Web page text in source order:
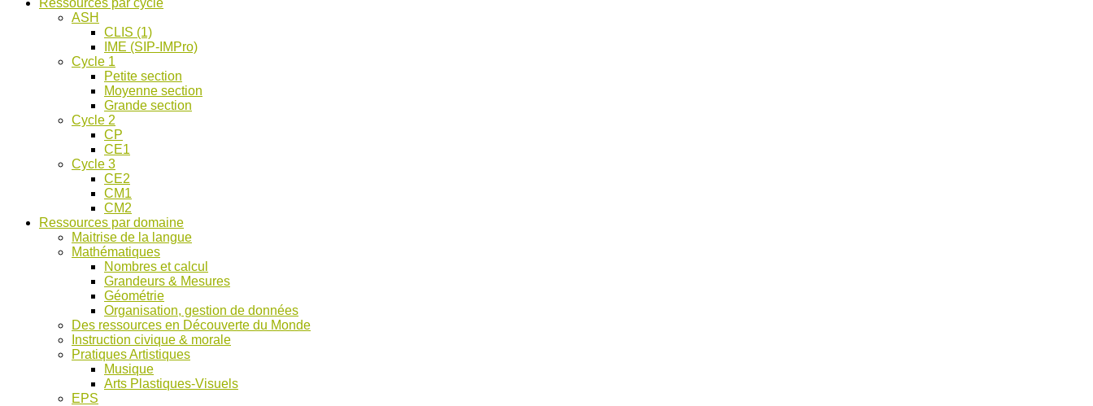
Ressources par cycle
ASH
CLIS (1)
IME (SIP-IMPro)
Cycle 1
Petite section
Moyenne section
Grande section
Cycle 2
CP
CE1
Cycle 3
CE2
CM1
CM2
Ressources par domaine
Maitrise de la langue
Mathématiques
Nombres et calcul
Grandeurs & Mesures
Géométrie
Organisation, gestion de données
Des ressources en Découverte du Monde
Instruction civique & morale
Pratiques Artistiques
Musique
Arts Plastiques-Visuels
EPS